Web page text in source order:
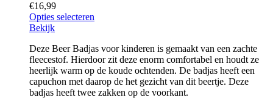
€16,99
Opties selecteren
Bekijk
Deze Beer Badjas voor kinderen is gemaakt van een zachte
fleecestof. Hierdoor zit deze enorm comfortabel en houdt ze
heerlijk warm op de koude ochtenden. De badjas heeft een
capuchon met daarop de het gezicht van dit beertje. Deze
badjas heeft twee zakken op de voorkant.